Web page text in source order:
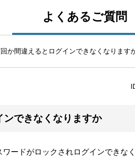
よくあるご質問
か間違えるとログインできなくなります
ンできなくなりますか
ードがロックされログインでき